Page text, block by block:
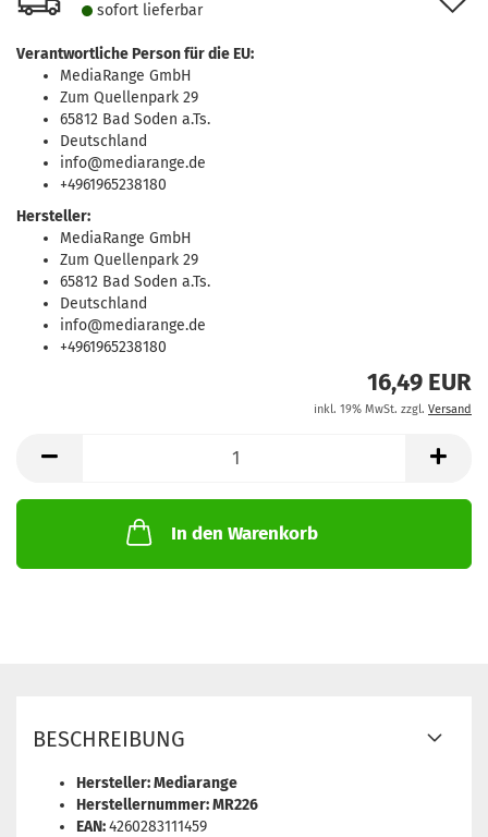
sofort lie­fer­bar
Verantwortliche Person für die EU:
MediaRange GmbH
Zum Quellenpark 29
65812 Bad Soden a.Ts.
Deutschland
info@mediarange.de
+4961965238180
Hersteller:
MediaRange GmbH
Zum Quellenpark 29
65812 Bad Soden a.Ts.
Deutschland
info@mediarange.de
+4961965238180
16,49 EUR
inkl. 19% MwSt. zzgl. Versand
In den Warenkorb
BESCHREIBUNG
Hersteller: Mediarange
Herstellernummer: MR226
EAN:4260283111459